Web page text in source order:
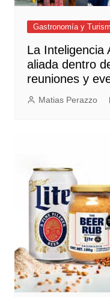
Gastronomía y
La Inteligencia
aliada dentro
reuniones y
Matias Perazzo